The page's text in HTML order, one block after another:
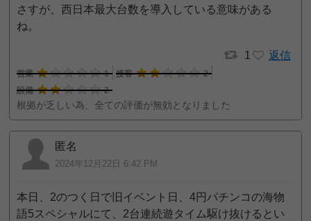
さすが、西日本最大台数を導入している意味がある
ね。
1 返信
営業 1 接客
2
設備
2
根拠が乏しい為、全ての評価が無効となりました
匿名
2024年12月22日 6:42 PM
本日、2のつく日で旧イベント日、4円パチンコの海物
語5スペシャルにて、2台連続遊タイム駆け抜けるとい